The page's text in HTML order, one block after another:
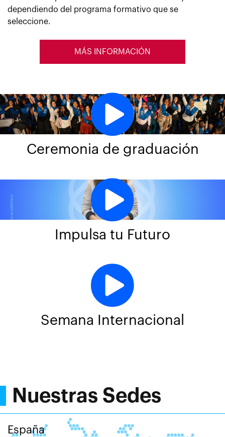
dependiendo del programa formativo que se
seleccione.
MÁS INFORMACIÓN
Ceremonia de graduación
Impulsa tu Futuro
Semana Internacional
Nuestras Sedes
España